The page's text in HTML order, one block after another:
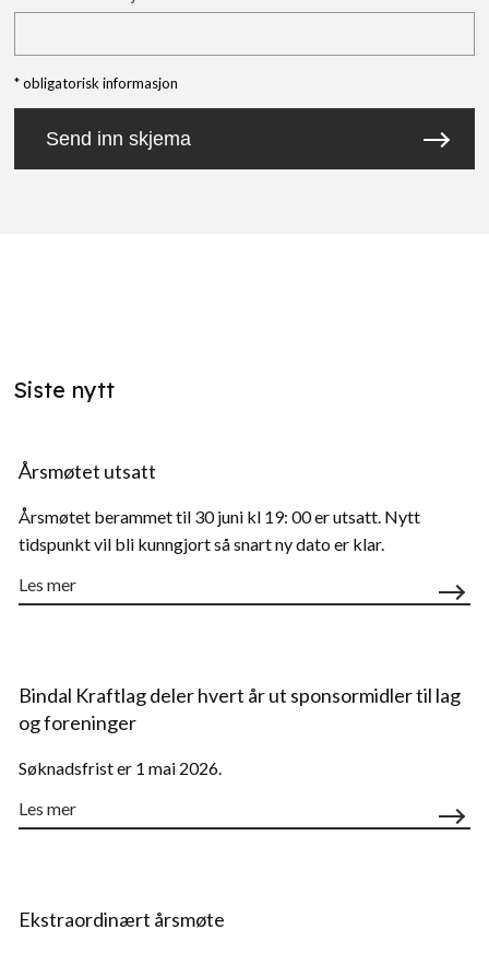
* obligatorisk informasjon
Send inn skjema
Siste nytt
Årsmøtet utsatt
Årsmøtet berammet til 30 juni kl 19: 00 er utsatt. Nytt
tidspunkt vil bli kunngjort så snart ny dato er klar.
Les mer
Bindal Kraftlag deler hvert år ut sponsormidler til lag
og foreninger
Søknadsfrist er 1 mai 2026.
Les mer
Ekstraordinært årsmøte